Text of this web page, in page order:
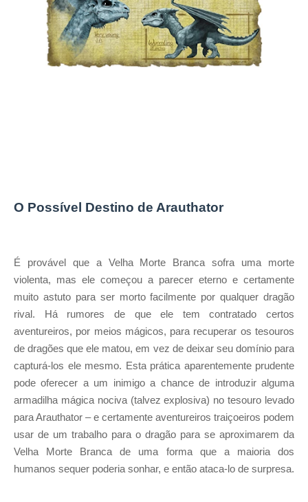
O Possível Destino de Arauthator
É provável que a Velha Morte Branca sofra uma morte
violenta, mas ele começou a parecer eterno e certamente
muito astuto para ser morto facilmente por qualquer dragão
rival. Há rumores de que ele tem contratado certos
aventureiros, por meios mágicos, para recuperar os tesouros
de dragões que ele matou, em vez de deixar seu domínio para
capturá-los ele mesmo. Esta prática aparentemente prudente
pode oferecer a um inimigo a chance de introduzir alguma
armadilha mágica nociva (talvez explosiva) no tesouro levado
para Arauthator – e certamente aventureiros traiçoeiros podem
usar de um trabalho para o dragão para se aproximarem da
Velha Morte Branca de uma forma que a maioria dos
humanos sequer poderia sonhar, e então ataca-lo de surpresa.